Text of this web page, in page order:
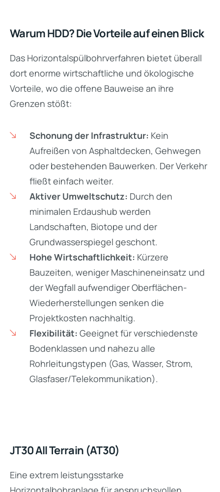
Warum HDD? Die Vorteile auf einen Blick
Das Horizontalspülbohrverfahren bietet überall
dort enorme wirtschaftliche und ökologische
Vorteile, wo die offene Bauweise an ihre
Grenzen stößt:
Schonung der Infrastruktur: Kein
Aufreißen von Asphaltdecken, Gehwegen
oder bestehenden Bauwerken. Der Verkehr
fließt einfach weiter.
Aktiver Umweltschutz: Durch den
minimalen Erdaushub werden
Landschaften, Biotope und der
Grundwasserspiegel geschont.
Hohe Wirtschaftlichkeit: Kürzere
Bauzeiten, weniger Maschineneinsatz und
der Wegfall aufwendiger Oberflächen-
Wiederherstellungen senken die
Projektkosten nachhaltig.
Flexibilität: Geeignet für verschiedenste
Bodenklassen und nahezu alle
Rohrleitungstypen (Gas, Wasser, Strom,
Glasfaser/Telekommunikation).
JT30 All Terrain (AT30)
Eine extrem leistungsstarke